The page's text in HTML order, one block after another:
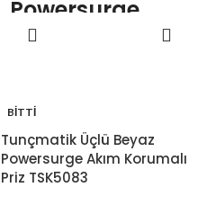
ve teknik servis ekipleri için
Powersurge
Akım Korumalı
Kompakt
Koruma | 2’li Priz
| Güvenli Elektrik
Kullanımı
BITTI
Tunçmatik Üçlü Beyaz
Powersurge Akım Korumalı
Priz TSK5083